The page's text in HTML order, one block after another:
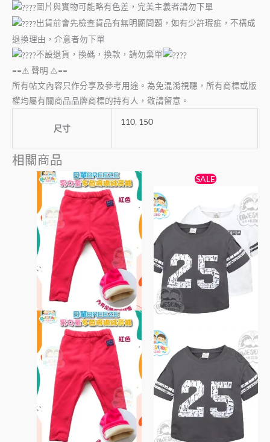
圖片與實物可能略有色差，完美主義者請勿下單
出貨前會先檢查貨品有無明顯問題，如有少許瑕疵，不構成
退換理由，介意者勿下單
不設退貨，換碼，換款，請勿棄單
==⚠️ 聲明 ⚠️==
所有帖文內容只作分享及參考用途。為免混淆視聽，所有商標或版
權均屬有關商品品牌商標的持有人，敬請留意。
尺寸
110, 150
相關商品
此
多
種
款
式。
可
在
產
品
面
選
擇
選
項
SALE
格：
$45。
目
前
格：
$29。
產
品
有
種
品
頁
面
選